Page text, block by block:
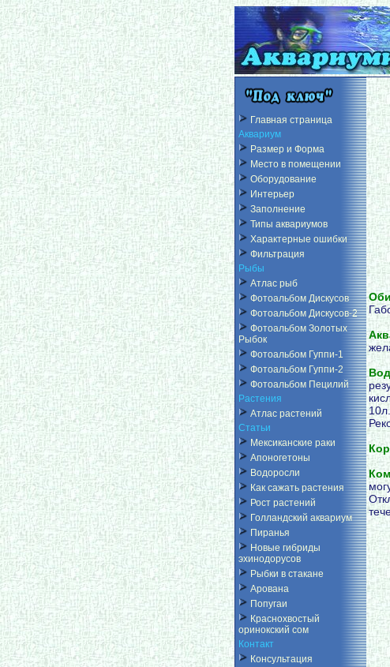
Главная страница
Аквариум
Размер и Форма
Место в помещении
Оборудование
Интерьер
Заполнение
Типы аквариумов
Характерные ошибки
Фильтрация
Рыбы
Атлас рыб
Фотоальбом Дискусов
Фотоальбом Дискусов-2
Фотоальбом Золотых
Рыбок
Фотоальбом Гуппи-1
Фотоальбом Гуппи-2
Фотоальбом Пецилий
Растения
Атлас растений
Статьи
Мексиканские раки
Апоногетоны
Водоросли
Как сажать растения
Рост растений
Голландский аквариум
Пиранья
Новые гибриды
эхинодорусов
Рыбки в стакане
Арована
Попугаи
Краснохвостый
оринокский сом
Контакт
Консультация